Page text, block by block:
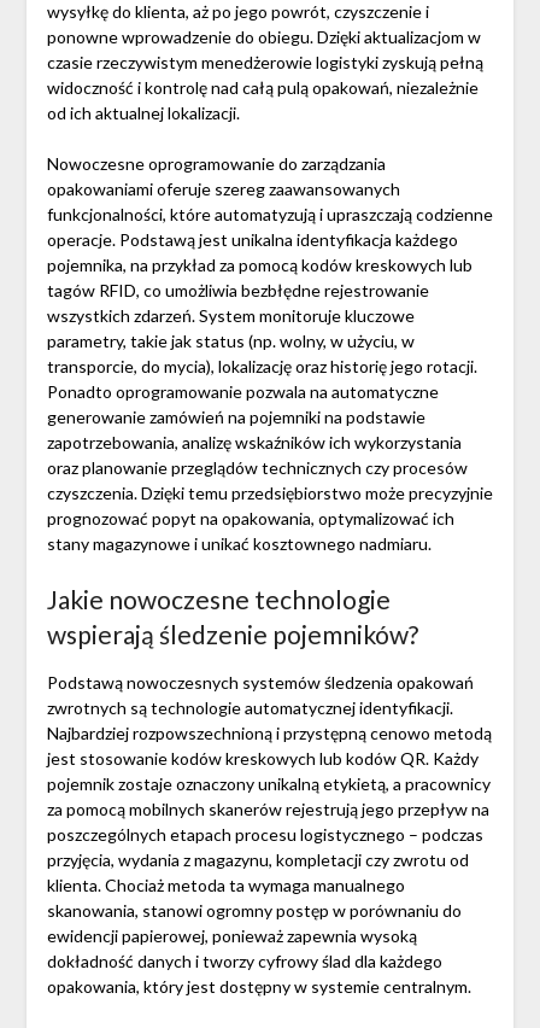
wysyłkę do klienta, aż po jego powrót, czyszczenie i
ponowne wprowadzenie do obiegu. Dzięki aktualizacjom w
czasie rzeczywistym menedżerowie logistyki zyskują pełną
widoczność i kontrolę nad całą pulą opakowań, niezależnie
od ich aktualnej lokalizacji.
Nowoczesne oprogramowanie do zarządzania
opakowaniami oferuje szereg zaawansowanych
funkcjonalności, które automatyzują i upraszczają codzienne
operacje. Podstawą jest unikalna identyfikacja każdego
pojemnika, na przykład za pomocą kodów kreskowych lub
tagów RFID, co umożliwia bezbłędne rejestrowanie
wszystkich zdarzeń. System monitoruje kluczowe
parametry, takie jak status (np. wolny, w użyciu, w
transporcie, do mycia), lokalizację oraz historię jego rotacji.
Ponadto oprogramowanie pozwala na automatyczne
generowanie zamówień na pojemniki na podstawie
zapotrzebowania, analizę wskaźników ich wykorzystania
oraz planowanie przeglądów technicznych czy procesów
czyszczenia. Dzięki temu przedsiębiorstwo może precyzyjnie
prognozować popyt na opakowania, optymalizować ich
stany magazynowe i unikać kosztownego nadmiaru.
Jakie nowoczesne technologie
wspierają śledzenie pojemników?
Podstawą nowoczesnych systemów śledzenia opakowań
zwrotnych są technologie automatycznej identyfikacji.
Najbardziej rozpowszechnioną i przystępną cenowo metodą
jest stosowanie kodów kreskowych lub kodów QR. Każdy
pojemnik zostaje oznaczony unikalną etykietą, a pracownicy
za pomocą mobilnych skanerów rejestrują jego przepływ na
poszczególnych etapach procesu logistycznego – podczas
przyjęcia, wydania z magazynu, kompletacji czy zwrotu od
klienta. Chociaż metoda ta wymaga manualnego
skanowania, stanowi ogromny postęp w porównaniu do
ewidencji papierowej, ponieważ zapewnia wysoką
dokładność danych i tworzy cyfrowy ślad dla każdego
opakowania, który jest dostępny w systemie centralnym.